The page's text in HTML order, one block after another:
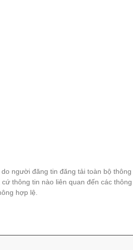
người đăng tin đăng tải toàn bộ
thông tin nào liên quan đến các
hợp lệ.